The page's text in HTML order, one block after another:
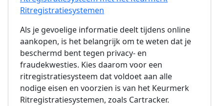
Ritregistratiesystemen
Als je gevoelige informatie deelt tijdens online
aankopen, is het belangrijk om te weten dat je
beschermd bent tegen privacy- en
fraudekwesties. Kies daarom voor een
ritregistratiesysteem dat voldoet aan alle
nodige eisen en voorzien is van het Keurmerk
Ritregistratiesystemen, zoals Cartracker.